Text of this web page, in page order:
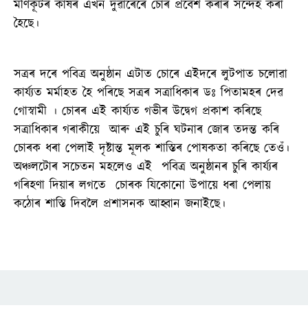
মণিকূটৰ কাষৰ এখন দুৱাৰেৰে চোৰ প্ৰবেশ কৰাৰ সন্দেহ কৰা
হৈছে।
সত্ৰৰ দৰে পবিত্ৰ অনুষ্ঠান এটাত চোৰে এইদৰে লুটপাত চলোৱা
কাৰ্য্যত মৰ্মাহত হৈ পৰিছে সত্ৰৰ সত্ৰাধিকাৰ ডঃ পিতামহৰ দেৱ
গোস্বামী । চোৰৰ এই কাৰ্য্যত গভীৰ উদ্বেগ প্ৰকাশ কৰিছে
সত্ৰাধিকাৰ গৰাকীয়ে আৰু এই চুৰি ঘটনাৰ জোৰ তদন্ত কৰি
চোৰক ধৰা পেলাই দৃষ্টান্ত মূলক শাস্তিৰ পোষকতা কৰিছে তেওঁ।
অঞ্চলটোৰ সচেতন মহলেও এই পবিত্ৰ অনুষ্ঠানৰ চুৰি কাৰ্য্যৰ
গৰিহণা দিয়াৰ লগতে চোৰক যিকোনো উপায়ে ধৰা পেলায়
কঠোৰ শাস্তি দিবলৈ প্ৰশাসনক আহ্বান জনাইছে।